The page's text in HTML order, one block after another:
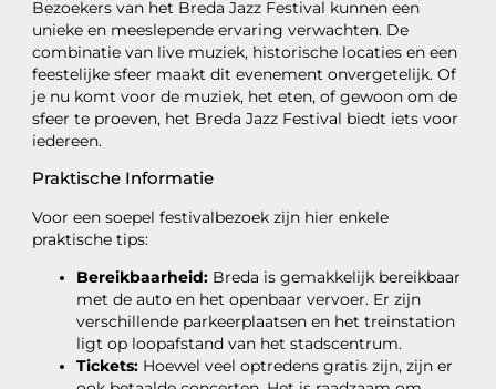
Bezoekers van het Breda Jazz Festival kunnen een
unieke en meeslepende ervaring verwachten. De
combinatie van live muziek, historische locaties en een
feestelijke sfeer maakt dit evenement onvergetelijk. Of
je nu komt voor de muziek, het eten, of gewoon om de
sfeer te proeven, het Breda Jazz Festival biedt iets voor
iedereen.
Praktische Informatie
Voor een soepel festivalbezoek zijn hier enkele
praktische tips:
Bereikbaarheid: Breda is gemakkelijk bereikbaar
met de auto en het openbaar vervoer. Er zijn
verschillende parkeerplaatsen en het treinstation
ligt op loopafstand van het stadscentrum.
Tickets: Hoewel veel optredens gratis zijn, zijn er